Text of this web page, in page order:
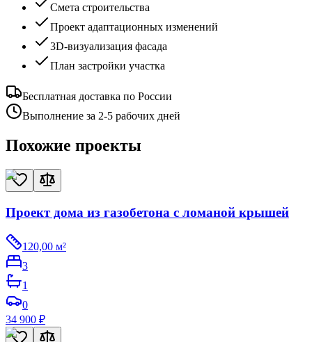
Смета строительства
Проект адаптационных изменений
3D-визуализация фасада
План застройки участка
Бесплатная доставка по России
Выполнение за 2-5 рабочих дней
Похожие проекты
Проект дома из газобетона с ломаной крышей
120,00 м²
3
1
0
34 900 ₽